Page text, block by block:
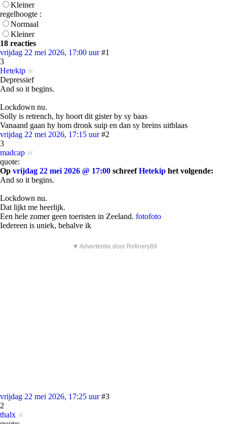
Kleiner
regelhoogte :
Normaal
Kleiner
18 reacties
vrijdag 22 mei 2026, 17:00 uur #1
3
Hetekip
Depressief
And so it begins.
Lockdown nu.
Solly is retrench, hy hoort dit gister by sy baas
Vanaand gaan hy hom dronk suip en dan sy breins uitblaas
vrijdag 22 mei 2026, 17:15 uur #2
3
madcap
quote:
Op vrijdag 22 mei 2026 @ 17:00 schreefHetekip het volgende:
And so it begins.
Lockdown nu.
Dat lijkt me heerlijk.
Een hele zomer geen toeristen in Zeeland. fotofoto
Iedereen is uniek, behalve ik
▼ Advertentie door Refinery89
vrijdag 22 mei 2026, 17:25 uur #3
2
thalx